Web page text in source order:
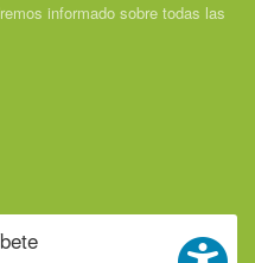
informado sobre todas las